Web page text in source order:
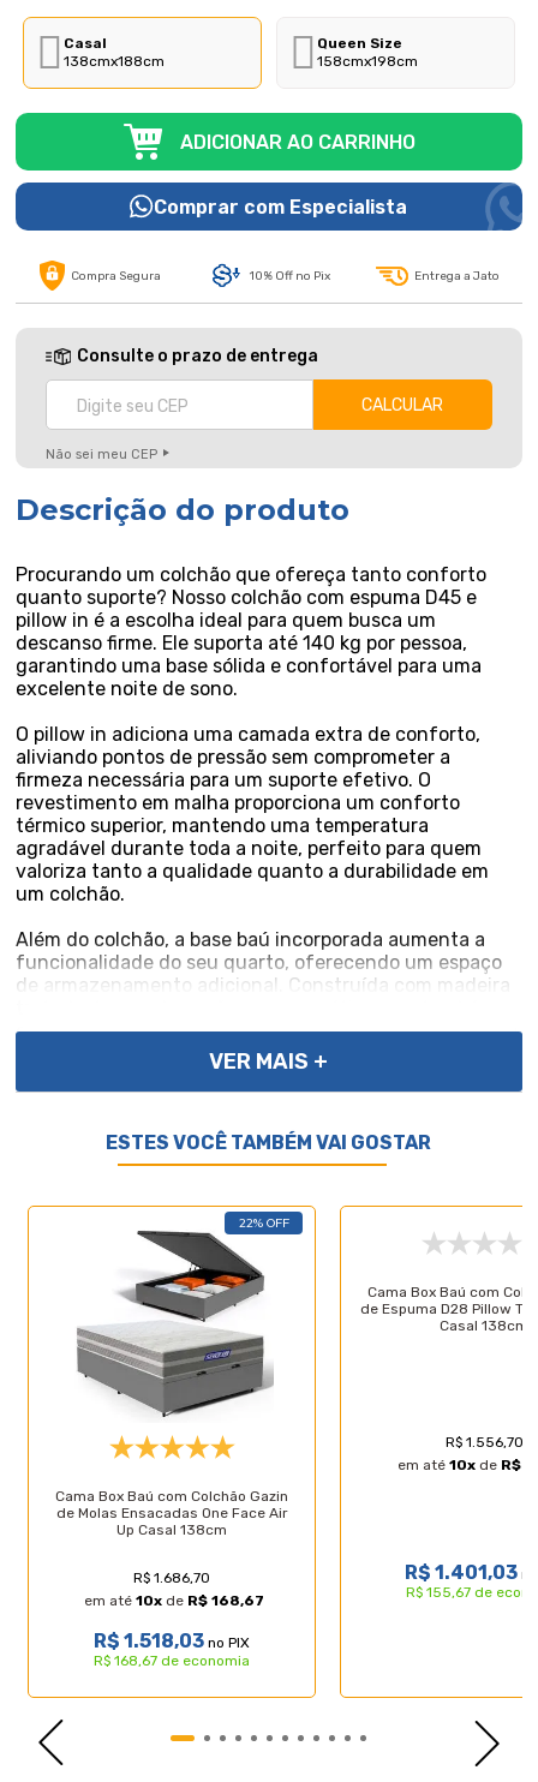
Casal
138cmx188cm
Queen Size
158cmx198cm
ADICIONAR AO CARRINHO
Comprar com Especialista
Compra Segura 10% Off no Pix Entrega a Jato
Consulte o prazo de entrega
Não sei meu CEP
Descrição do produto
Procurando um colchão que ofereça tanto conforto
quanto suporte? Nosso colchão com espuma D45 e
pillow in é a escolha ideal para quem busca um
descanso firme. Ele suporta até 140 kg por pessoa,
garantindo uma base sólida e confortável para uma
excelente noite de sono.
O pillow in adiciona uma camada extra de conforto,
aliviando pontos de pressão sem comprometer a
firmeza necessária para um suporte efetivo. O
revestimento em malha proporciona um conforto
térmico superior, mantendo uma temperatura
agradável durante toda a noite, perfeito para quem
valoriza tanto a qualidade quanto a durabilidade em
um colchão.
Além do colchão, a base baú incorporada aumenta a
funcionalidade do seu quarto, oferecendo um espaço
de armazenamento adicional. Construída com madeira
durável e resistente. Este conjunto é a solução perfeita
para quem busca maximizar o conforto e a utilidade em
proporcionando uma experiência de sono única.
- Proteções: Antiácaro, Antialérgico, Antifungo,
- Revestimento: Em malha (Conforto térmico);
- Pillow: Possui (Camada extra de conforto);
- Tipo: Espuma D45;
- Sistema One Face: Não precisa virar;
- EPS Poliestireno Expansível(Suporte adicional):
Possui;
- Tipo de conforto: Firme;
- Peso máximo recomendado: até 140Kg (por pessoa);
- Garantia: 12 meses;
- Dimensões do produto (larg. x comp. x alt.)
138x188x28cm.
Especificações Técnicas Base Box Baú:
- Material: Madeira tratada;
- Peso máximo recomendado: até 150 Kg (por pessoa);
- Profundidade do baú: 25cm;
- Altura dos pés: 5cm;
- Revestimento: Sintético;
- Garantia: 3 meses;
- Dimensões (larg. x comp. x alt.) Casal: 138x188x42cm.
VER MAIS +
ESTES VOCÊ TAMBÉM VAI GOSTAR
22% OFF
Cama Box Baú com Colchão Gazin
de Molas Ensacadas One Face Air
Up Casal 138cm
R$ 1.686,70
em até10x de R$ 168,67
R$ 1.518,03 no PIX
R$ 168,67 de economia
Cama Box Baú com
de Espuma D28 Pillow
Casal 138cm
R$ 1.556,70
em até10x de R$
R$ 1.401,03
R$ 155,67 de